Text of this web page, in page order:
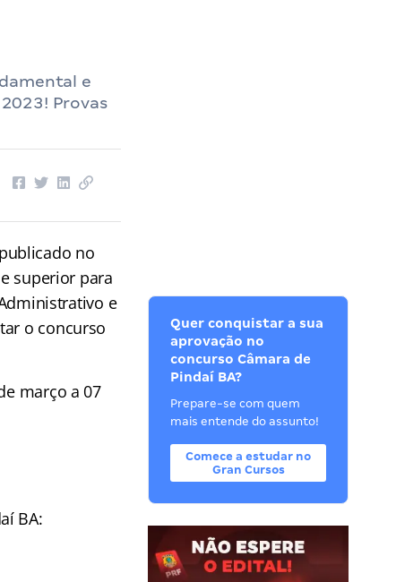
e
Provas
no
superior para
e
o concurso
março a 07
BA:
Quer conquistar a sua
aprovação no
concurso Câmara de
Pindaí BA?
Prepare-se com quem
mais entende do assunto!
Comece a estudar no
Gran Cursos